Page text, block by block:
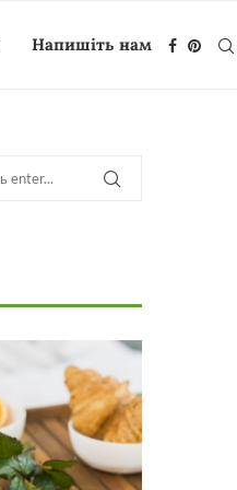
Напишіть нам